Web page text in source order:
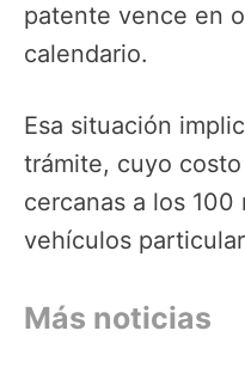
patente vence en
calendario.
Esa situación
trámite, cuyo
cercanas a los 100
vehículos
Más noticias